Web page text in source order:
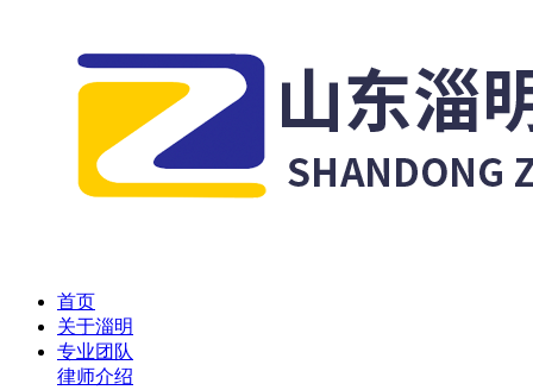
首页
关于淄明
专业团队
律师介绍